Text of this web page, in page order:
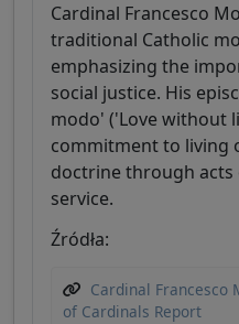
Cardinal Francesco
traditional Catholic
emphasizing the
social justice. His
modo' ('Love without
commitment to living
doctrine through acts
service.
Źródła:
Cardinal Francesco
of Cardinals Report